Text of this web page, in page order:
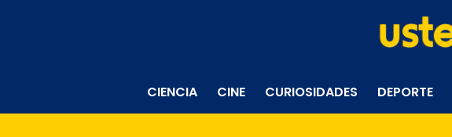
CIENCIA CINE CURIOSIDADES DEPORTE